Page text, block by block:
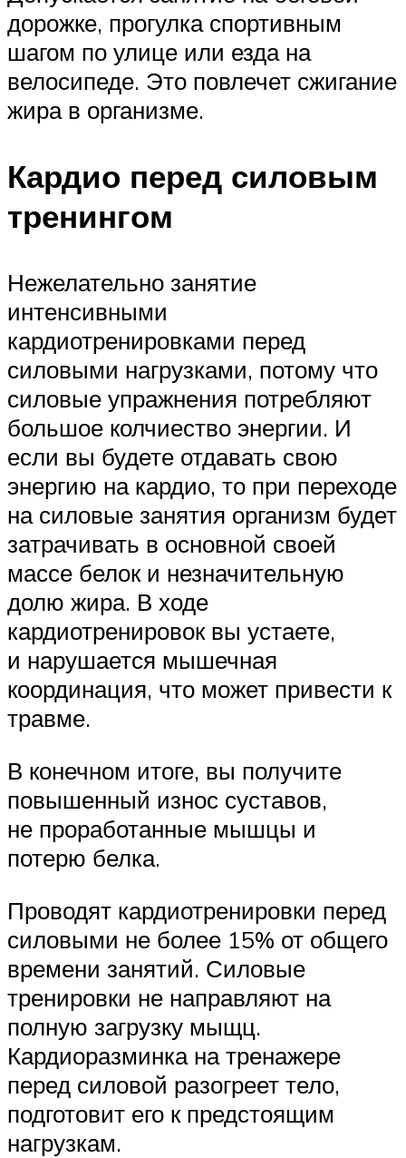
дорожке, прогулка спортивным
шагом по улице или езда на
велосипеде. Это повлечет сжигание
жира в организме.
Кардио перед силовым
тренингом
Нежелательно занятие
интенсивными
кардиотренировками перед
силовыми нагрузками, потому что
силовые упражнения потребляют
большое колчиество энергии. И
если вы будете отдавать свою
энергию на кардио, то при переходе
на силовые занятия организм будет
затрачивать в основной своей
массе белок и незначительную
долю жира. В ходе
кардиотренировок вы устаете,
и нарушается мышечная
координация, что может привести к
травме.
В конечном итоге, вы получите
повышенный износ суставов,
не проработанные мышцы и
потерю белка.
Проводят кардиотренировки перед
силовыми не более 15% от общего
времени занятий. Силовые
тренировки не направляют на
полную загрузку мыщц.
Кардиоразминка на тренажере
перед силовой разогреет тело,
подготовит его к предстоящим
нагрузкам.